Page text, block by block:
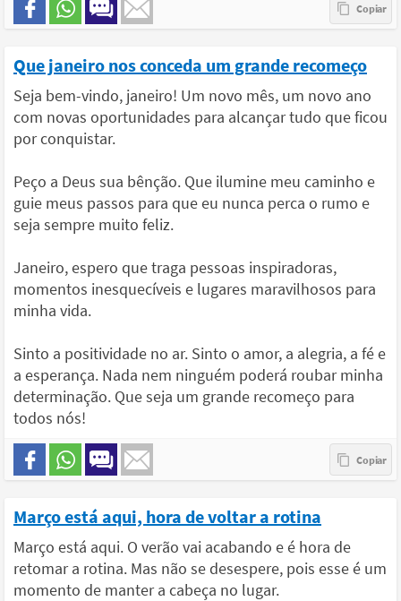
Que janeiro nos conceda um grande recomeço
Seja bem-vindo, janeiro! Um novo mês, um novo ano
com novas oportunidades para alcançar tudo que ficou
por conquistar.
Peço a Deus sua bênção. Que ilumine meu caminho e
guie meus passos para que eu nunca perca o rumo e
seja sempre muito feliz.
Janeiro, espero que traga pessoas inspiradoras,
momentos inesquecíveis e lugares maravilhosos para
minha vida.
Sinto a positividade no ar. Sinto o amor, a alegria, a fé e
a esperança. Nada nem ninguém poderá roubar minha
determinação. Que seja um grande recomeço para
todos nós!
Março está aqui, hora de voltar a rotina
Março está aqui. O verão vai acabando e é hora de
retomar a rotina. Mas não se desespere, pois esse é um
momento de manter a cabeça no lugar.